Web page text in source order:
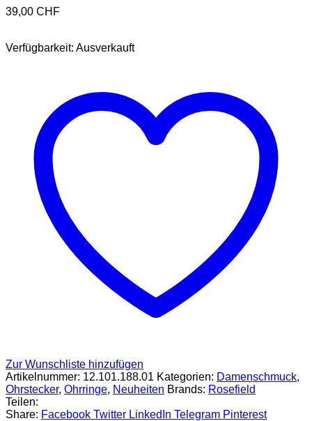
39,00 CHF
Verfügbarkeit: Ausverkauft
Zur Wunschliste hinzufügen
Artikelnummer: 12.101.188.01 Kategorien: Damenschmuck,
Ohrstecker, Ohrringe, Neuheiten Brands: Rosefield
Teilen:
Share: Facebook Twitter LinkedIn Telegram Pinterest